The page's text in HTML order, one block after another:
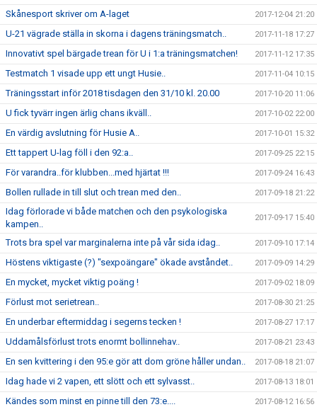
Skånesport skriver om A-laget 2017-12-04 21:20
U-21 vägrade ställa in skorna i dagens träningsmatch.. 2017-11-18 17:27
Innovativt spel bärgade trean för U i 1:a träningsmatchen! 2017-11-12 17:35
Testmatch 1 visade upp ett ungt Husie.. 2017-11-04 10:15
Träningsstart inför 2018 tisdagen den 31/10 kl. 20.00 2017-10-20 11:06
U fick tyvärr ingen ärlig chans ikväll.. 2017-10-02 22:00
En värdig avslutning för Husie A.. 2017-10-01 15:32
Ett tappert U-lag föll i den 92:a.. 2017-09-25 22:15
För varandra..för klubben...med hjärtat !!! 2017-09-24 16:43
Bollen rullade in till slut och trean med den.. 2017-09-18 21:22
Idag förlorade vi både matchen och den psykologiska
kampen..
2017-09-17 15:40
Trots bra spel var marginalerna inte på vår sida idag.. 2017-09-10 17:14
Höstens viktigaste (?) "sexpoängare" ökade avståndet.. 2017-09-09 14:29
En mycket, mycket viktig poäng ! 2017-09-02 18:09
Förlust mot serietrean.. 2017-08-30 21:25
En underbar eftermiddag i segerns tecken ! 2017-08-27 17:17
Uddamålsförlust trots enormt bollinnehav.. 2017-08-21 23:43
En sen kvittering i den 95:e gör att dom gröne håller undan.. 2017-08-18 21:07
Idag hade vi 2 vapen, ett slött och ett sylvasst.. 2017-08-13 18:01
Kändes som minst en pinne till den 73:e.... 2017-08-12 16:56